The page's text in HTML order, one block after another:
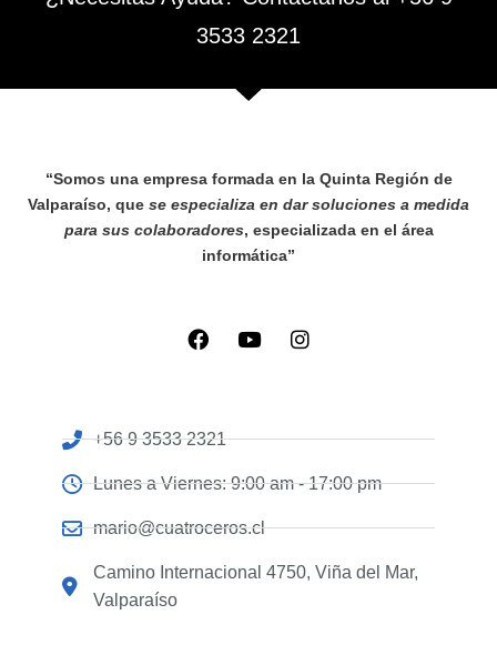
3533 2321
“Somos una empresa formada en la Quinta Región de
Valparaíso, que se especializa en dar soluciones a medida
para sus colaboradores, especializada en el área
informática”
+56 9 3533 2321
Lunes a Viernes: 9:00 am - 17:00 pm
mario@cuatroceros.cl
Camino Internacional 4750, Viña del Mar,
Valparaíso